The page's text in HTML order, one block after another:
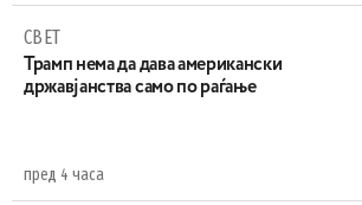
СВЕТ
Трамп нема да дава американски
државјанства само по раѓање
пред 4 часа